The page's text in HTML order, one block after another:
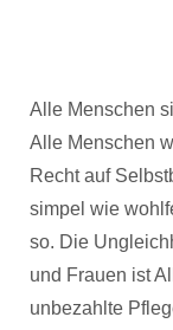
Alle Menschen
Alle Menschen
Recht auf
simpel wie
so. Die
und Frauen ist
unbezahlte